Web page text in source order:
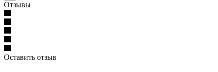
Отзывы
Оставить отзыв